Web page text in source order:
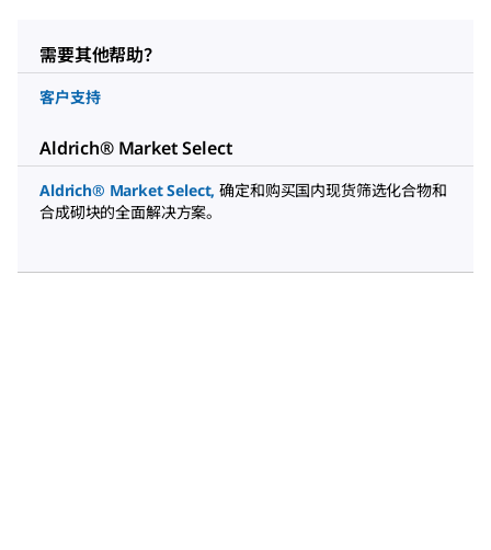
需要其他帮助？
客户支持
Aldrich® Market Select
Aldrich® Market Select, 确定和购买国内现货筛选化合物和
合成砌块的全面解决方案。